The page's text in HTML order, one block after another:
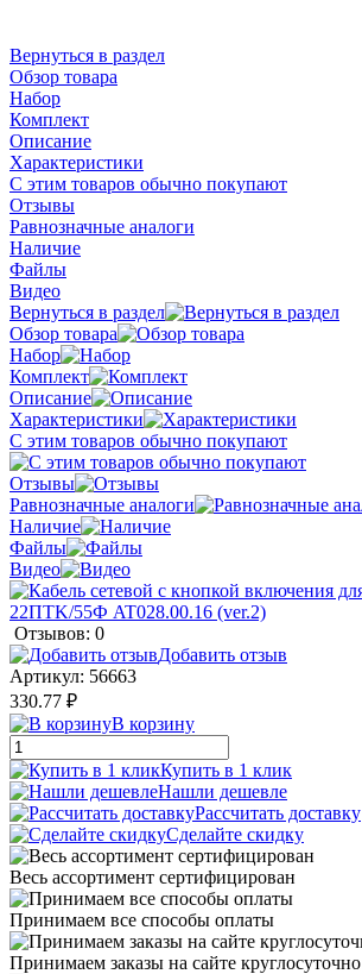
Вернуться в раздел
Обзор товара
Набор
Комплект
Описание
Характеристики
С этим товаров обычно покупают
Отзывы
Равнозначные аналоги
Наличие
Файлы
Видео
Вернуться в раздел
Обзор товара
Набор
Комплект
Описание
Характеристики
С этим товаров обычно покупают
Отзывы
Равнозначные аналоги
Наличие
Файлы
Видео
Отзывов: 0
Добавить отзыв
Артикул: 56663
330.77 ₽
В корзину
Купить в 1 клик
Нашли дешевле
Рассчитать доставку
Сделайте скидку
Весь ассортимент сертифицирован
Принимаем все способы оплаты
Принимаем заказы на сайте круглосуточно